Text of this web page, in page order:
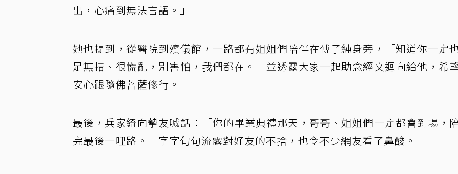
出，心痛到無法言語。」
她也提到，從醫院到殯儀館，一路都有姐姐們陪伴在傅子純身旁，「知道你一定
足無措、很慌亂，別害怕，我們都在。」並透露大家一起助念經文迴向給他，希
安心跟隨佛菩薩修行。
最後，兵家綺向摯友喊話：「你的畢業典禮那天，哥哥、姐姐們一定都會到場，
完最後一哩路。」字字句句流露對好友的不捨，也令不少網友看了鼻酸。